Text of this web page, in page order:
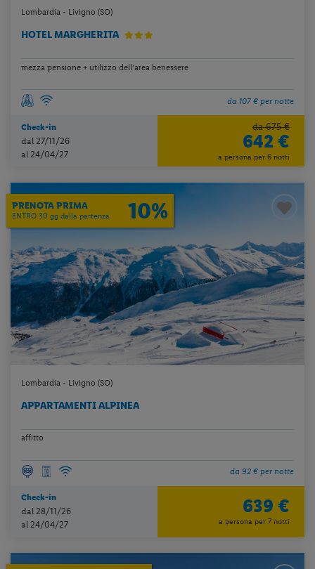
Lombardia - Livigno (SO)
HOTEL MARGHERITA
mezza pensione + utilizzo dell’area benessere
da 107 € per notte
Check-in
dal 27/11/26
al 24/04/27
da 675 €
642 €
a persona per 6 notti
PRENOTA PRIMA
ENTRO 30 gg dalla partenza 10%
Lombardia - Livigno (SO)
APPARTAMENTI ALPINEA
affitto
da 92 € per notte
Check-in
dal 28/11/26
al 24/04/27
639 €
a persona per 7 notti